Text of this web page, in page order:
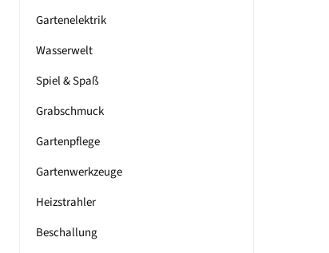
Gartenelektrik
Wasserwelt
Spiel & Spaß
Grabschmuck
Gartenpflege
Gartenwerkzeuge
Heizstrahler
Beschallung